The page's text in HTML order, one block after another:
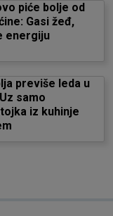
piće bolje od
Gasi žeđ,
energiju
previše leda u
samo
iz kuhinje